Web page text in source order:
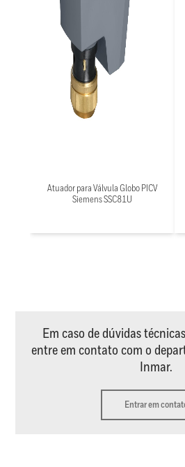
Atuador para Válvula Globo PICV
Siemens SSC81U
Em caso de dúvidas
entre em contato com o
Inmar.
Entrar em